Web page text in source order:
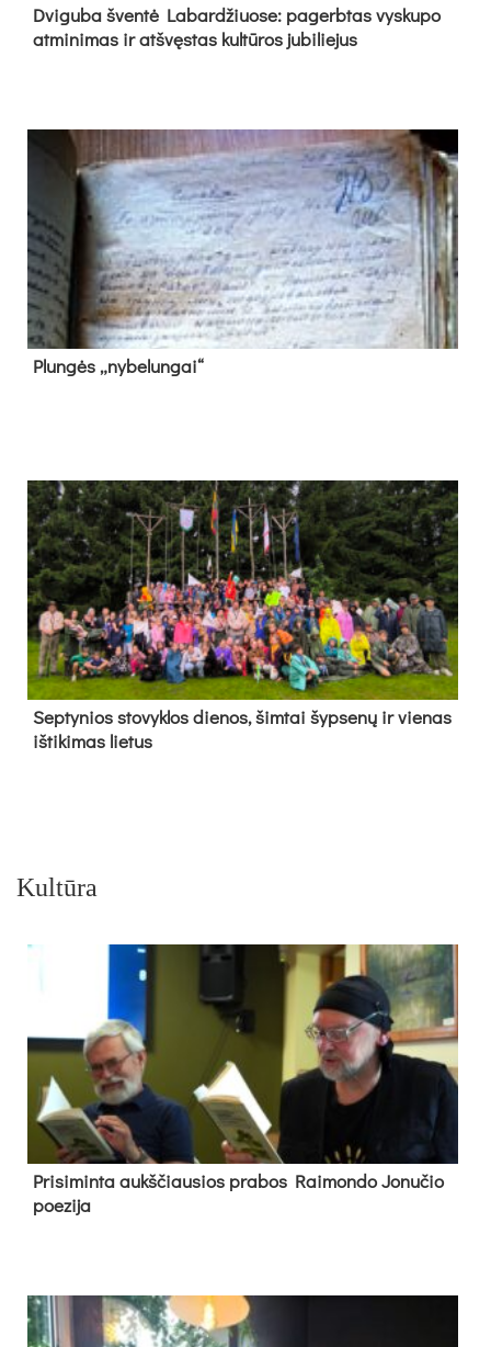
Dvi­gu­ba šven­tė La­bar­džiuo­se: pa­gerb­tas vys­ku­po
at­mi­ni­mas ir at­švęs­tas kul­tū­ros ju­bi­lie­jus
Plun­gės „ny­be­lun­gai“
Sep­ty­nios sto­vyk­los die­nos, šim­tai šyp­se­nų ir vie­nas
iš­ti­ki­mas lie­tus
Kultūra
Pri­si­min­ta aukš­čiau­sios pra­bos Rai­mon­do Jo­nu­čio
poe­zi­ja